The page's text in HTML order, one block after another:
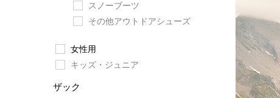
スノーブーツ
その他アウトドアシューズ
女性用
キッズ・ジュニア
ザック